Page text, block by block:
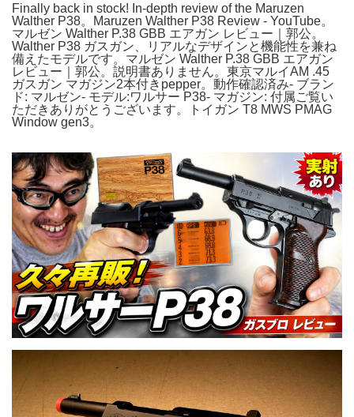
Finally back in stock! In-depth review of the Maruzen
Walther P38。Maruzen Walther P38 Review - YouTube。
マルゼン Walther P.38 GBB エアガン レビュー｜郭公。
Walther P38 ガスガン、リアルなデザインと機能性を兼ね
備えたモデルです。マルゼン Walther P.38 GBB エアガン
レビュー｜郭公。説明書ありません。東京マルイAM .45
ガスガン マガジン2本付きpepper。動作確認済み- ブラン
ド: マルゼン- モデル:ワルサー P38- マガジン: 付属ご覧い
ただきありがとうございます。トイガン T8 MWS PMAG
Window gen3。